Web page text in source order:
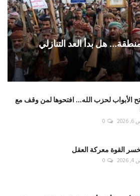
هل بدأ العد التنازلي
الأبواب لحزب الله... افتحوها لمن وقف مع
0
القوة معركة العقل
0